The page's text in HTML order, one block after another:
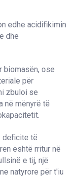
edhe acidifikimin
dhe
biomasën, ose
për
zbuloi se
në mënyrë të
deficite të
është rritur në
e tij, një
natyrore për t'iu